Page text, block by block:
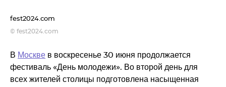
fest2024.com
© fest2024.com
В Москве в воскресенье 30 июня продолжается
фестиваль «День молодежи». Во второй день для
всех жителей столицы подготовлена насыщенная